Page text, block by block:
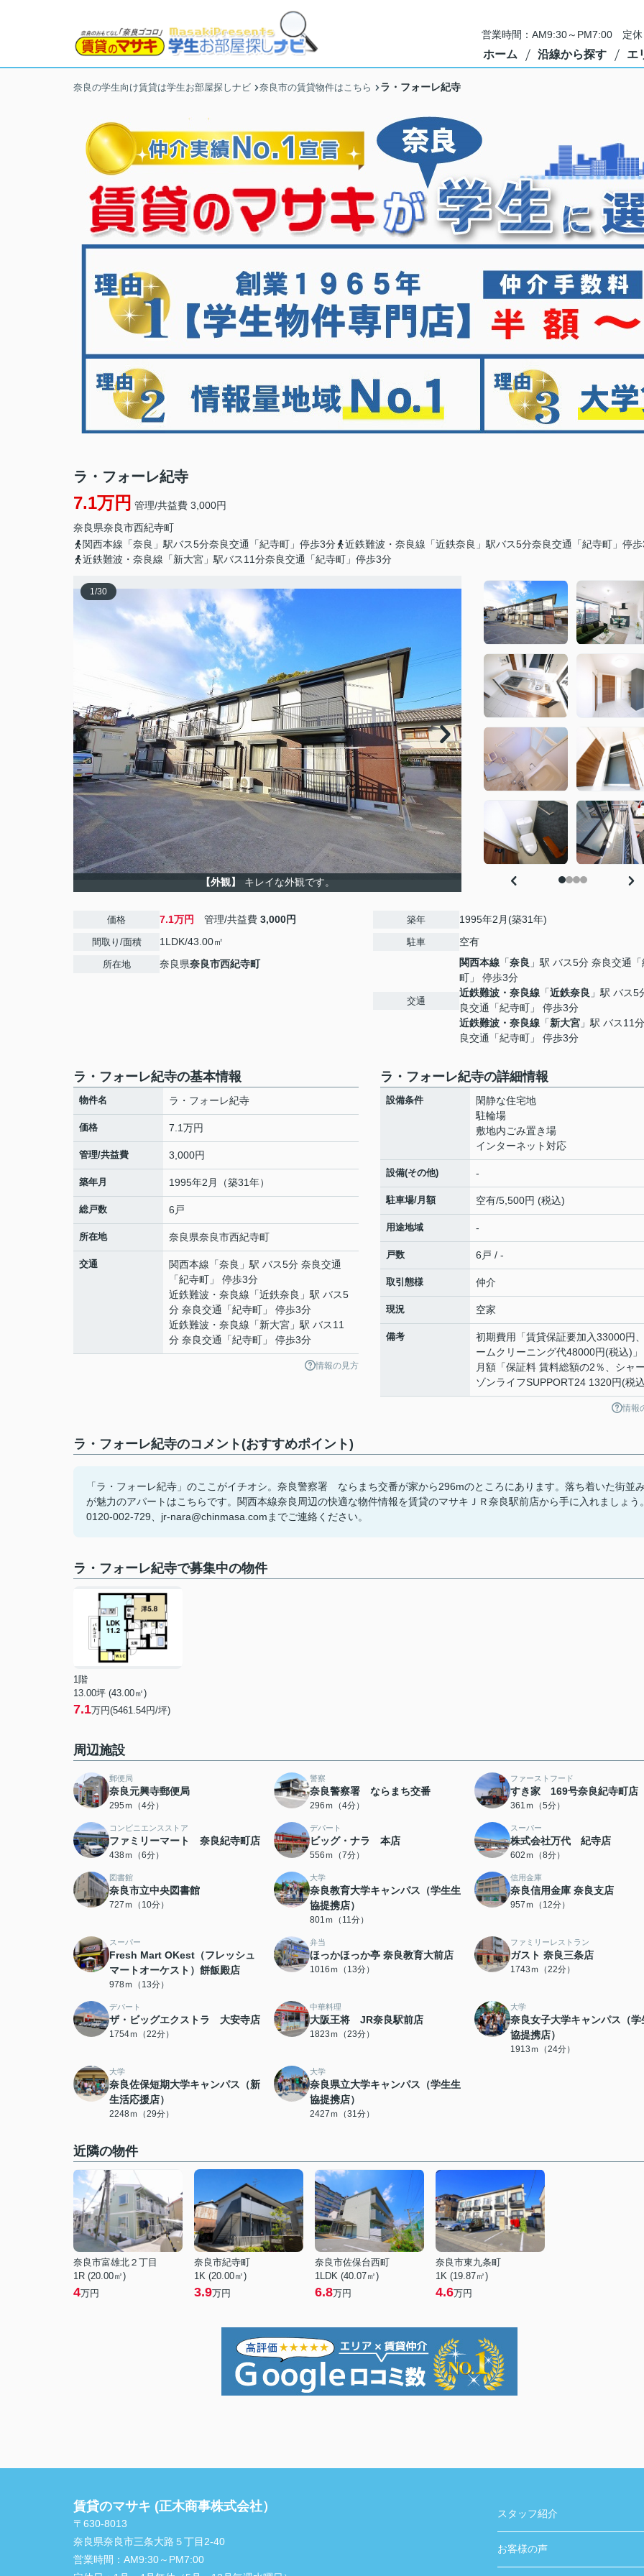
営業時間：AM9:30～PM7:00 定休
ホーム 沿線から探す エ
奈良の学生向け賃貸は学生お部屋探しナビ 奈良市の賃貸物件はこちら ラ・フォーレ紀寺
ラ・フォーレ紀寺
7.1万円 管理/共益費 3,000円
奈良県奈良市西紀寺町
関西本線「奈良」駅バス5分奈良交通「紀寺町」停歩3分
近鉄難波・奈良線「近鉄奈良」駅バス5分奈良交通「紀寺町」停
近鉄難波・奈良線「新大宮」駅バス11分奈良交通「紀寺町」停歩3分
1/30
【外観】 キレイな外観です。
価格 7.1万円 管理/共益費 3,000円
間取り/面積 1LDK/43.00㎡
所在地 奈良県奈良市西紀寺町
築年 1995年2月(築31年)
駐車 空有
交通
関西本線 「奈良 」駅 バス5分 奈良交通
町」 停歩3分
近鉄難波・奈良線 「近鉄奈良 」駅 バス5
良交通「紀寺町」 停歩3分
近鉄難波・奈良線 「新大宮 」駅 バス11
良交通「紀寺町」 停歩3分
ラ・フォーレ紀寺の基本情報
物件名 ラ・フォーレ紀寺
価格 7.1万円
管理/共益費 3,000円
築年月 1995年2月（築31年）
総戸数 6戸
所在地 奈良県奈良市西紀寺町
交通 関西本線 「奈良 」駅 バス5分 奈良交通
「紀寺町」 停歩3分
近鉄難波・奈良線 「近鉄奈良 」駅 バス5
分 奈良交通「紀寺町」 停歩3分
近鉄難波・奈良線 「新大宮 」駅 バス11
分 奈良交通「紀寺町」 停歩3分
情報の見方
ラ・フォーレ紀寺の詳細情報
設備条件
閑静な住宅地
駐輪場
敷地内ごみ置き場
インターネット対応
設備(その他) -
駐車場/月額 空有/5,500円 (税込)
用途地域 -
戸数 6戸 / -
取引態様 仲介
現況 空家
備考
初期費用「賃貸保証要加入33000円
ームクリーニング代48000円(税込)」
月額「保証料 賃料総額の2％、シャ
ゾンライフSUPPORT24 1320円(税
情報
ラ・フォーレ紀寺のコメント(おすすめポイント)
「ラ・フォーレ紀寺」のここがイチオシ。奈良警察署 ならまち交番が家から296mのところにあります。落ち着いた街並
が魅力のアパートはこちらです。関西本線奈良周辺の快適な物件情報を賃貸のマサキＪＲ奈良駅前店から手に入れましょう
0120-002-729、jr-nara@chinmasa.comまでご連絡ください。
ラ・フォーレ紀寺で募集中の物件
1階
13.00坪 (43.00㎡)
7.1万円(5461.54円/坪)
周辺施設
郵便局
奈良元興寺郵便局
295ｍ（4分）
警察
奈良警察署 ならまち交番
296ｍ（4分）
ファーストフード
すき家 169号奈良紀寺町店
361ｍ（5分）
コンビニエンスストア
ファミリーマート 奈良紀寺町店
438ｍ（6分）
デパート
ビッグ・ナラ 本店
556ｍ（7分）
スーパー
株式会社万代 紀寺店
602ｍ（8分）
図書館
奈良市立中央図書館
727ｍ（10分）
大学
奈良教育大学キャンパス（学生生
協提携店）
801ｍ（11分）
信用金庫
奈良信用金庫 奈良支店
957ｍ（12分）
スーパー
Fresh Mart OKest（フレッシュ
マートオーケスト）餅飯殿店
978ｍ（13分）
弁当
ほっかほっか亭 奈良教育大前店
1016ｍ（13分）
ファミリーレストラン
ガスト 奈良三条店
1743ｍ（22分）
デパート
ザ・ビッグエクストラ 大安寺店
1754ｍ（22分）
中華料理
大阪王将 JR奈良駅前店
1823ｍ（23分）
大学
奈良女子大学キャンパス（学
協提携店）
1913ｍ（24分）
大学
奈良佐保短期大学キャンパス（新
生活応援店）
2248ｍ（29分）
大学
奈良県立大学キャンパス（学生生
協提携店）
2427ｍ（31分）
近隣の物件
奈良市富雄北２丁目
1R (20.00㎡)
4万円
奈良市紀寺町
1K (20.00㎡)
3.9万円
奈良市佐保台西町
1LDK (40.07㎡)
6.8万円
奈良市東九条町
1K (19.87㎡)
4.6万円
賃貸のマサキ (正木商事株式会社）
〒630-8013
奈良県奈良市三条大路５丁目2-40
営業時間： AM9:30～PM7:00
スタッフ紹介
お客様の声